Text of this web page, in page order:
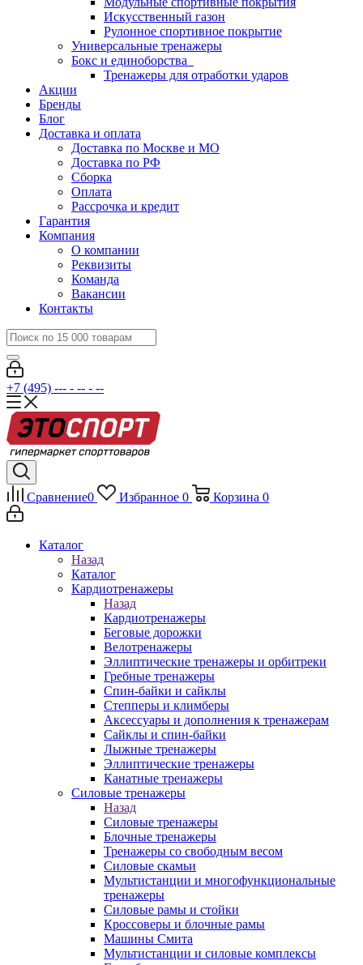
Искусственный газон
Рулонное спортивное покрытие
Универсальные тренажеры
Бокс и единоборства
Тренажеры для отработки ударов
Акции
Бренды
Блог
Доставка и оплата
Доставка по Москве и МО
Доставка по РФ
Сборка
Оплата
Рассрочка и кредит
Гарантия
Компания
О компании
Реквизиты
Команда
Вакансии
Контакты
+7 (495) --- - -- - --
Сравнение0 Избранное 0 Корзина 0
Каталог
Назад
Каталог
Кардиотренажеры
Назад
Кардиотренажеры
Беговые дорожки
Велотренажеры
Эллиптические тренажеры и орбитреки
Гребные тренажеры
Спин-байки и сайклы
Степперы и климберы
Аксессуары и дополнения к тренажерам
Сайклы и спин-байки
Лыжные тренажеры
Эллиптические тренажеры
Канатные тренажеры
Силовые тренажеры
Назад
Силовые тренажеры
Блочные тренажеры
Тренажеры со свободным весом
Силовые скамьи
Мультистанции и многофункциональные
тренажеры
Силовые рамы и стойки
Кроссоверы и блочные рамы
Машины Смита
Мультистанции и силовые комплексы